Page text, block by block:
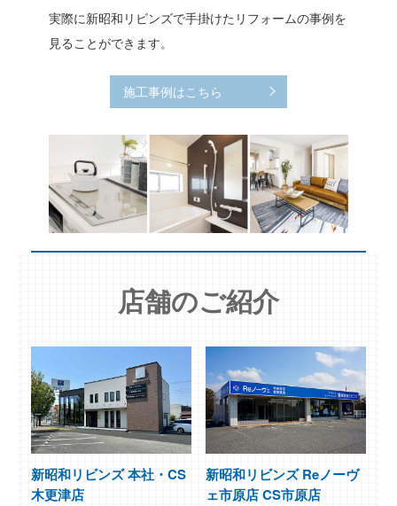
実際に新昭和リビンズで手掛けたリフォームの事例を
見ることができます。
施工事例はこちら
店舗のご紹介
新昭和リビンズ 本社・CS
木更津店
新昭和リビンズ Reノーヴ
ェ市原店 CS市原店